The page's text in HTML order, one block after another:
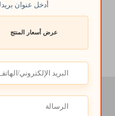
أدخل عنوان
عرض أسعار المنتج